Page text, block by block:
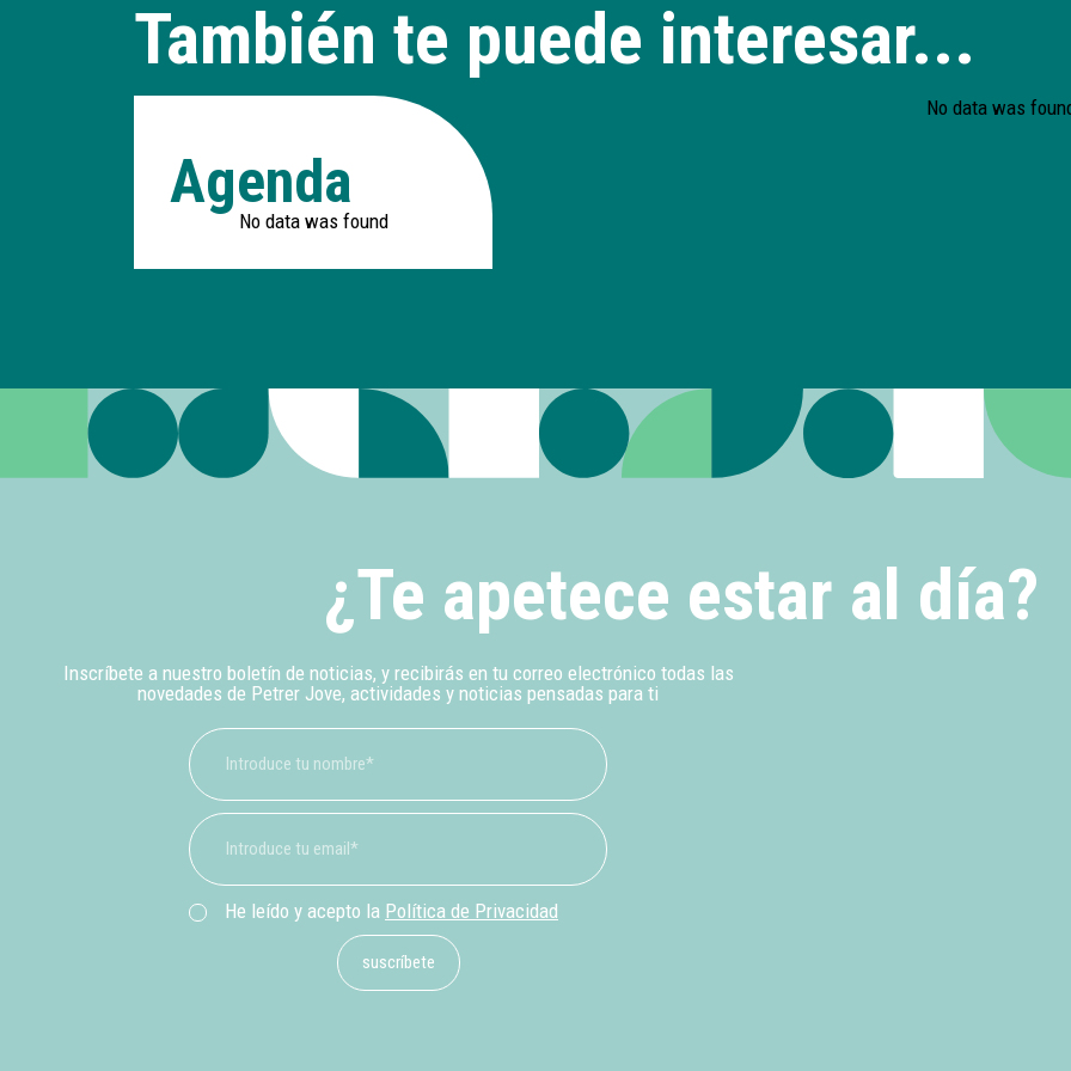
También te puede interesar...
Agenda
No data was found
No data was
¿Te apetece estar al día?
Inscríbete a nuestro boletín de noticias, y recibirás en tu correo electrónico todas las
novedades de Petrer Jove, actividades y noticias pensadas para ti
He leído y acepto la Política de Privacidad
suscríbete